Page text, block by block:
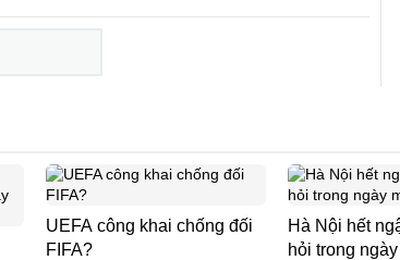
UEFA công khai chống đối
FIFA?
Hà Nội hết
hỏi trong